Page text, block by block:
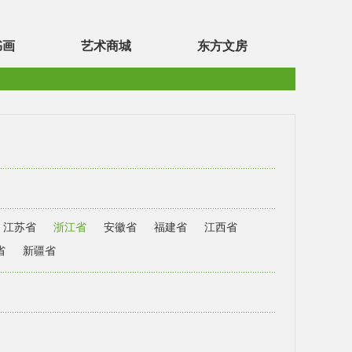
画 艺术商城 东方文房
江苏省 浙江省 安徽省 福建省
江西省
新疆省